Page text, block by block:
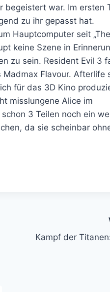
begeistert war. Im ersten
zu ihr gepasst hat.
Hauptcomputer seit „The
keine Szene in
zu sein. Resident Evil 3
Flavour. Afterlife
für das 3D Kino
misslungene Alice im
3 Teilen noch ein
da sie scheinbar
Kampf der